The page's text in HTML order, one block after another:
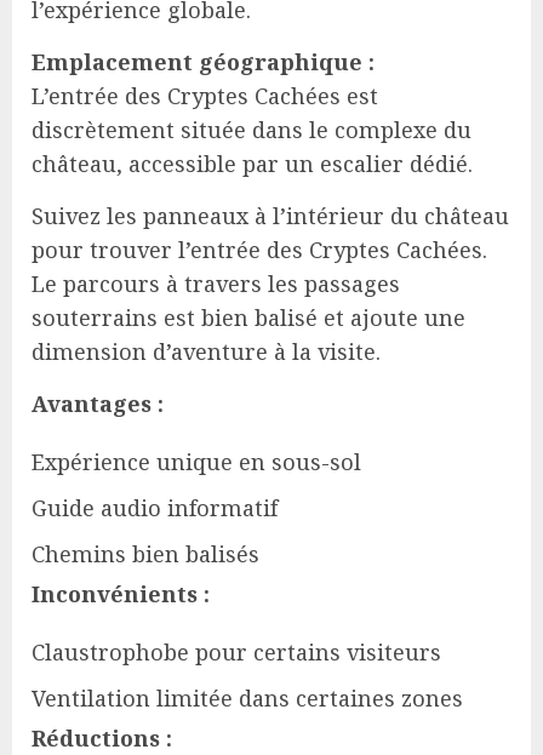
l’expérience globale.
Emplacement géographique :
L’entrée des Cryptes Cachées est
discrètement située dans le complexe du
château, accessible par un escalier dédié.
Suivez les panneaux à l’intérieur du château
pour trouver l’entrée des Cryptes Cachées.
Le parcours à travers les passages
souterrains est bien balisé et ajoute une
dimension d’aventure à la visite.
Avantages :
Expérience unique en sous-sol
Guide audio informatif
Chemins bien balisés
Inconvénients :
Claustrophobe pour certains visiteurs
Ventilation limitée dans certaines zones
Réductions :